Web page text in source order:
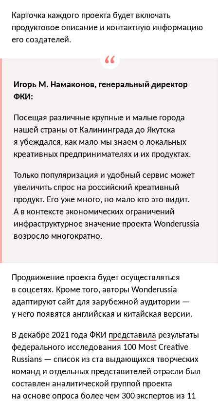
Карточка каждого проекта будет включать
продуктовое описание и контактную информацию
его создателей.
Игорь М. Намаконов, генеральный директор
ФКИ:
Посещая различные крупные и малые города
нашей страны от Калининграда до Якутска
я убеждался, как мало мы знаем о локальных
креативных предпринимателях и их продуктах.
Только популяризация и удобный сервис может
увеличить спрос на российский креативный
продукт. Его уже много, но мало кто это видит.
А в контексте экономических ограничений
инфраструктурное значение проекта Wonderussia
возросло многократно.
Продвижение проекта будет осуществляться
в соцсетях. Кроме того, авторы Wonderussia
адаптируют сайт для зарубежной аудитории —
у него появятся английская и китайская версии.
В декабре 2021 года ФКИ представила результаты
федерального исследования 100 Most Creative
Russians — список из ста выдающихся творческих
команд и отдельных представителей отрасли был
составлен аналитической группой проекта
на основе опроса более чем 300 экспертов из 11